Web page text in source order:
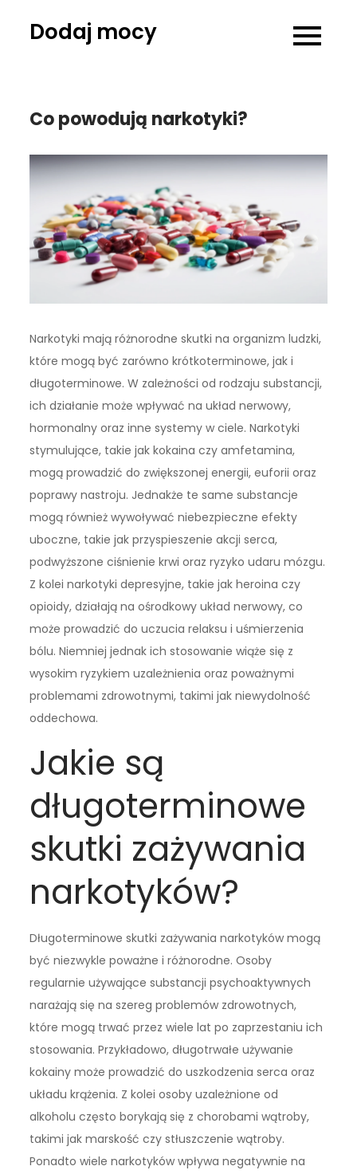
Dodaj mocy
Co powodują narkotyki?
Narkotyki mają różnorodne skutki na organizm ludzki,
które mogą być zarówno krótkoterminowe, jak i
długoterminowe. W zależności od rodzaju substancji,
ich działanie może wpływać na układ nerwowy,
hormonalny oraz inne systemy w ciele. Narkotyki
stymulujące, takie jak kokaina czy amfetamina,
mogą prowadzić do zwiększonej energii, euforii oraz
poprawy nastroju. Jednakże te same substancje
mogą również wywoływać niebezpieczne efekty
uboczne, takie jak przyspieszenie akcji serca,
podwyższone ciśnienie krwi oraz ryzyko udaru mózgu.
Z kolei narkotyki depresyjne, takie jak heroina czy
opioidy, działają na ośrodkowy układ nerwowy, co
może prowadzić do uczucia relaksu i uśmierzenia
bólu. Niemniej jednak ich stosowanie wiąże się z
wysokim ryzykiem uzależnienia oraz poważnymi
problemami zdrowotnymi, takimi jak niewydolność
oddechowa.
Jakie są
długoterminowe
skutki zażywania
narkotyków?
Długoterminowe skutki zażywania narkotyków mogą
być niezwykle poważne i różnorodne. Osoby
regularnie używające substancji psychoaktywnych
narażają się na szereg problemów zdrowotnych,
które mogą trwać przez wiele lat po zaprzestaniu ich
stosowania. Przykładowo, długotrwałe używanie
kokainy może prowadzić do uszkodzenia serca oraz
układu krążenia. Z kolei osoby uzależnione od
alkoholu często borykają się z chorobami wątroby,
takimi jak marskość czy stłuszczenie wątroby.
Ponadto wiele narkotyków wpływa negatywnie na